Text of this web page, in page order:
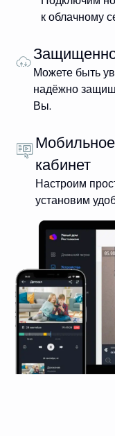
к облачному
Можете быть
надёжно
Вы.
кабинет
Настроим
установим